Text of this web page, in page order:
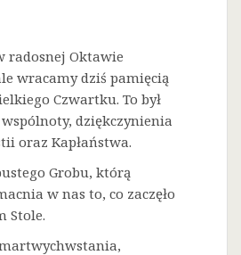
radosnej Oktawie
wracamy dziś pamięcią
Czwartku. To był
dziękczynienia
oraz Kapłaństwa.
Grobu, którą
w nas to, co zaczęło
Stole.